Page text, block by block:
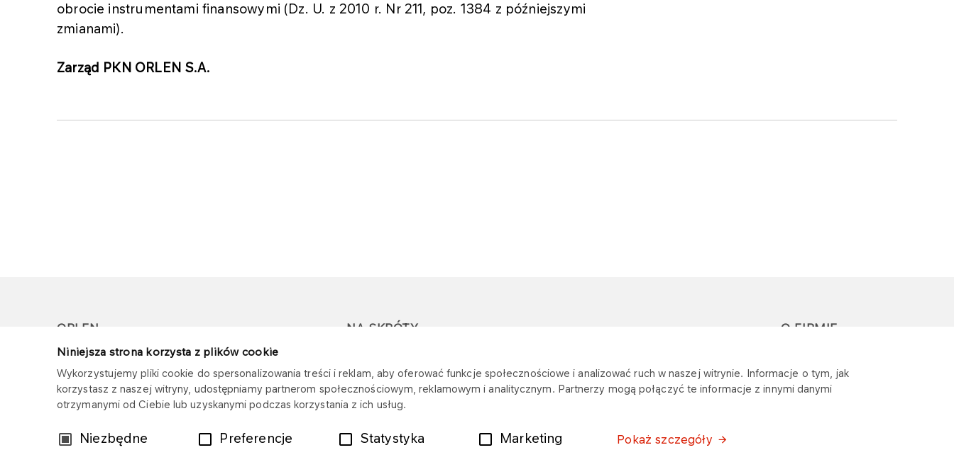
Niniejsza strona korzysta z plików cookie
Wykorzystujemy pliki cookie do spersonalizowania treści i reklam, aby oferować funkcje społecznościowe i analizować ruch w naszej witrynie. Informacje o tym, jak
korzystasz z naszej witryny, udostępniamy partnerom społecznościowym, reklamowym i analitycznym. Partnerzy mogą połączyć te informacje z innymi danymi
otrzymanymi od Ciebie lub uzyskanymi podczas korzystania z ich usług.
WybórNiezbędne Preferencje Statystyka Marketing Pokaż szczegóły
obrocie instrumentami finansowymi (Dz. U. z 2010 r. Nr 211, poz. 1384 z późniejszymi
zmianami).
Zarząd PKN ORLEN S.A.
ORLEN
Copyright © 1996-2026
Wszystkie prawa zastrzeżone
NA SKRÓTY
oszustwami
Mapa stacji
Dotacje
reklamację
O FIRMIE
Wymagania